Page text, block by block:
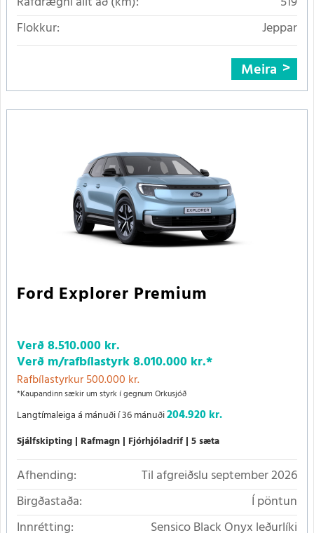
Flokkur:
Jeppar
Meira
Ford Explorer Premium
Verð8.510.000 kr.
Verð m/rafbílastyrk8.010.000 kr.*
Rafbílastyrkur 500.000 kr.
*Kaupandinn sækir um styrk í gegnum Orkusjóð
Langtímaleiga á mánuði í 36 mánuði204.920 kr.
Sjálfskipting Rafmagn Fjórhjóladrif 5 sæta
Afhending:
Til afgreiðslu september 2026
Birgðastaða:
Í pöntun
Innrétting:
Sensico Black Onyx leðurlíki